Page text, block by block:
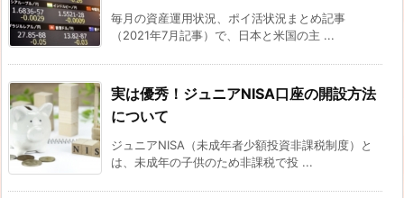
毎月の資産運用状況、ポイ活状況まとめ記事
（2021年7月記事）で、日本と米国の主 ...
実は優秀！ジュニアNISA口座の開設方法
について
ジュニアNISA（未成年者少額投資非課税制度）と
は、未成年の子供のため非課税で投 ...